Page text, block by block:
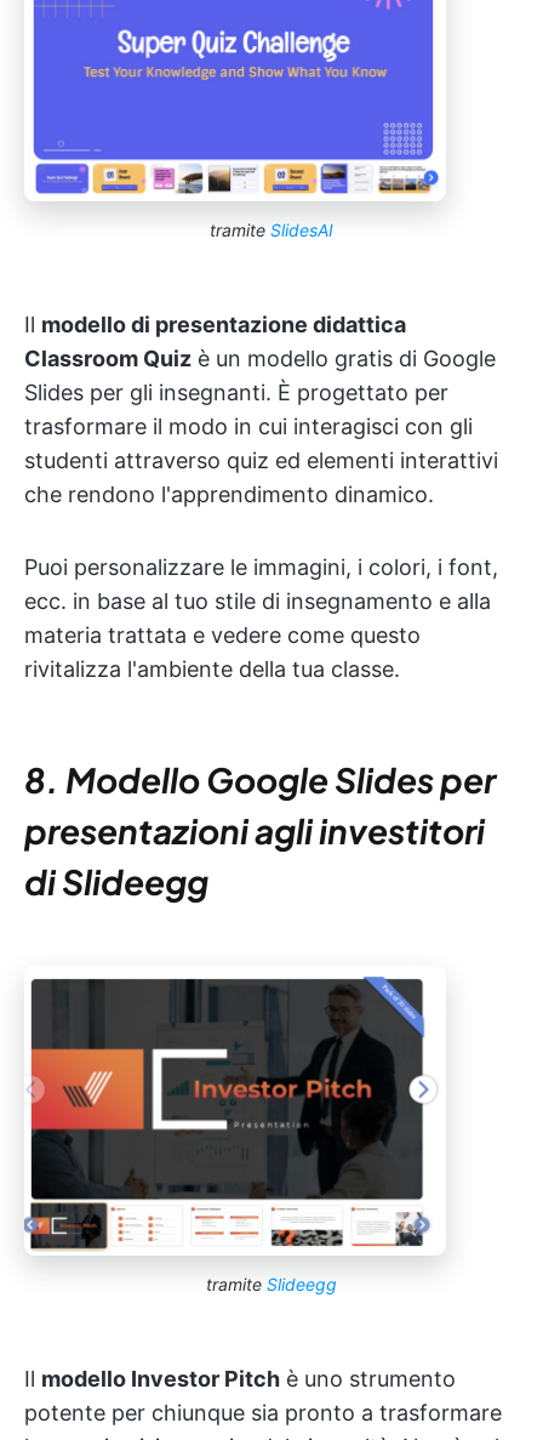
tramite SlidesAI
Il modello di presentazione didattica
Classroom Quiz è un modello gratis di Google
Slides per gli insegnanti. È progettato per
trasformare il modo in cui interagisci con gli
studenti attraverso quiz ed elementi interattivi
che rendono l'apprendimento dinamico.
Puoi personalizzare le immagini, i colori, i font,
ecc. in base al tuo stile di insegnamento e alla
materia trattata e vedere come questo
rivitalizza l'ambiente della tua classe.
8. Modello Google Slides per
presentazioni agli investitori
di Slideegg
tramite Slideegg
Il modello Investor Pitch è uno strumento
potente per chiunque sia pronto a trasformare